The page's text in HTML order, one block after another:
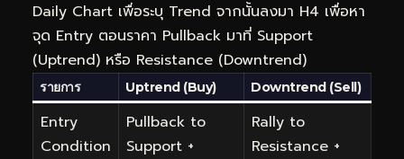
Daily Chart เพื่อระบุ Trend จากนั้นลงมา H4 เพื่อหา
จุด Entry ตอนราคา Pullback มาที่ Support
(Uptrend) หรือ Resistance (Downtrend)
รายการ Uptrend (Buy) Downtrend (Sell)
Entry
Condition
Pullback to
Support +
Rally to
Resistance +